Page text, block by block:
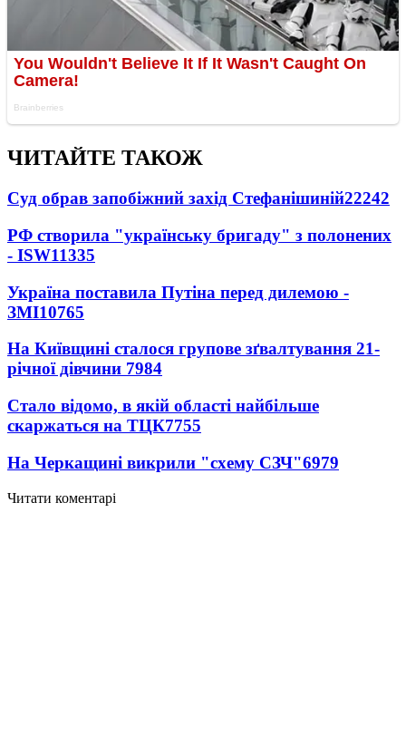
ЧИТАЙТЕ ТАКОЖ
Суд обрав запобіжний захід Стефанішиній22242
РФ створила "українську бригаду" з полонених
- ISW11335
Україна поставила Путіна перед дилемою -
ЗМІ10765
На Київщині сталося групове зґвалтування 21-
річної дівчини 7984
Стало відомо, в якій області найбільше
скаржаться на ТЦК7755
На Черкащині викрили "схему СЗЧ"6979
Читати коментарі